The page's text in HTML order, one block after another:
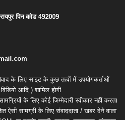
रायपुर पिन कोड492009
के लिए साइट के कुछ तत्वों में उपयोगकर्ताओं
आदि ) शामिल होगी
के लिए कोई जिम्मेदारी स्वीकार नहीं करता
ऐसी सामग्री के लिए संवाददाता / खबर देने वाला